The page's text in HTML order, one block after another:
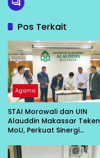
Pos Terkait
Agama
STAI Morowali dan UIN
Alauddin Makassar Teken
MoU, Perkuat Sinergi